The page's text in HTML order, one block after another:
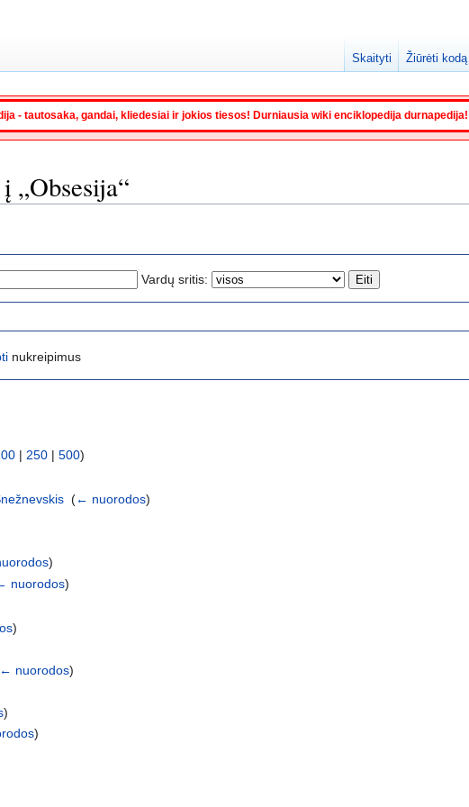
- tautosaka, gandai, kliedesiai ir jokios tiesos! Durniausia wiki enciklopedija durnapedija!
„Obsesija“
Vardų sritis:
nukreipimus
| 250 | 500)
‎(← nuorodos)
)
nuorodos)
)
nuorodos)
)
)
Skaityti Žiūrėti kodą